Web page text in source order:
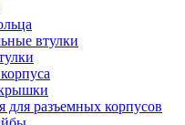
втулки
для разъемных корпусов